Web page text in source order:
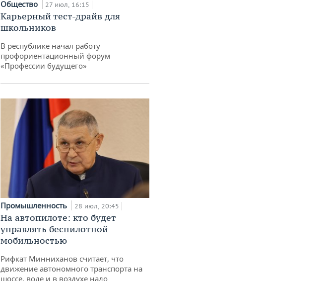
Общество 27 июл, 16:15
Карьерный тест-драйв для
школьников
В республике начал работу
профориентационный форум
«Профессии будущего»
Промышленность 28 июл, 20:45
На автопилоте: кто будет
управлять беспилотной
мобильностью
Рифкат Минниханов считает, что
движение автономного транспорта на
шоссе, воде и в воздухе надо